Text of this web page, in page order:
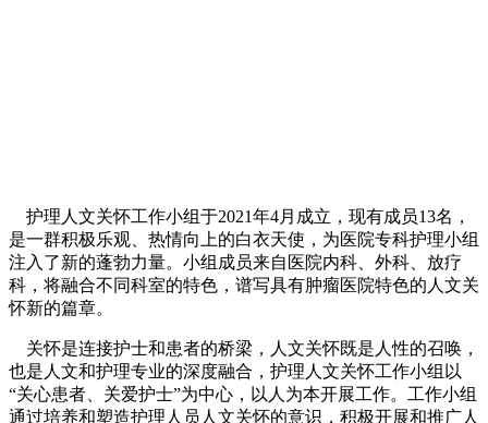
护理人文关怀工作小组于2021年4月成立，现有成员13名，
是一群积极乐观、热情向上的白衣天使，为医院专科护理小组
注入了新的蓬勃力量。小组成员来自医院内科、外科、放疗
科，将融合不同科室的特色，谱写具有肿瘤医院特色的人文关
怀新的篇章。
关怀是连接护士和患者的桥梁，人文关怀既是人性的召唤，
也是人文和护理专业的深度融合，护理人文关怀工作小组以
“关心患者、关爱护士”为中心，以人为本开展工作。工作小组
通过培养和塑造护理人员人文关怀的意识，积极开展和推广人